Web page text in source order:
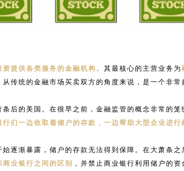
提供各类服务的金融机构。其最核心的主营业务为
从传统的金融市场买卖双方的角度来说，是一个非常
后的美国。在很早之前，金融监管的概念非常的
行们一边收取着储户的存款，一边帮助大型企业进行
逐渐暴露，储户的存款无法得到保障。在大萧条
业银行之间的区别 ，并禁止商业银行利用储户的资